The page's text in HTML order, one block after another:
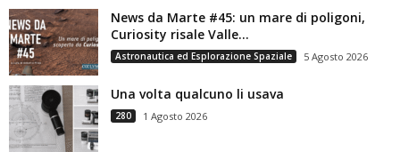
News da Marte #45: un mare di poligoni,
Curiosity risale Valle...
Astronautica ed Esplorazione Spaziale 5 Agosto 2026
Una volta qualcuno li usava
280 1 Agosto 2026